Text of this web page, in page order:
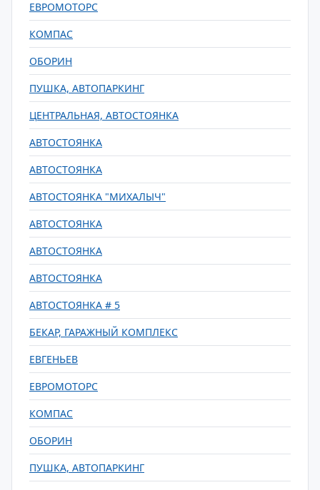
ЕВРОМОТОРС
КОМПАС
ОБОРИН
ПУШКА, АВТОПАРКИНГ
ЦЕНТРАЛЬНАЯ, АВТОСТОЯНКА
АВТОСТОЯНКА
АВТОСТОЯНКА
АВТОСТОЯНКА "МИХАЛЫЧ"
АВТОСТОЯНКА
АВТОСТОЯНКА
АВТОСТОЯНКА
АВТОСТОЯНКА # 5
БЕКАР, ГАРАЖНЫЙ КОМПЛЕКС
ЕВГЕНЬЕВ
ЕВРОМОТОРС
КОМПАС
ОБОРИН
ПУШКА, АВТОПАРКИНГ